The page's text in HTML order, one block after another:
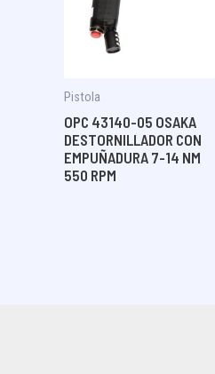
Pistola
OPC 43140-05 OSAKA
DESTORNILLADOR CON
EMPUÑADURA 7-14 NM
550 RPM